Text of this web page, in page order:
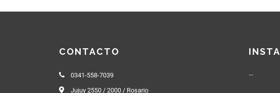
CONTACTO
0341-558-7039
Jujuy 2550 / 2000 / Rosario
…